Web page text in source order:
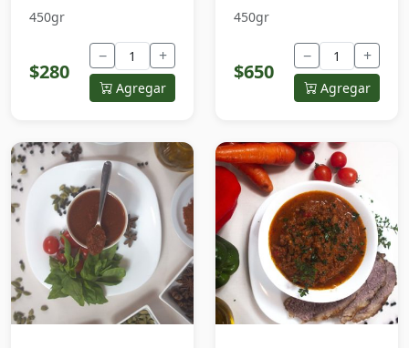
450gr
$280
− +
Agregar
450gr
$650
− +
Agregar